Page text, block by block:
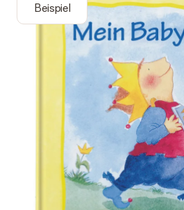
4,8 (basierend auf
Unsere Geschenke begeistern.
4,8 bei Google Reviews
+49 39292 929695
Montag - Freitag : 8:30 - 17:00
Samstag - Sonntag : 8:30 - 13:00
Beispiel